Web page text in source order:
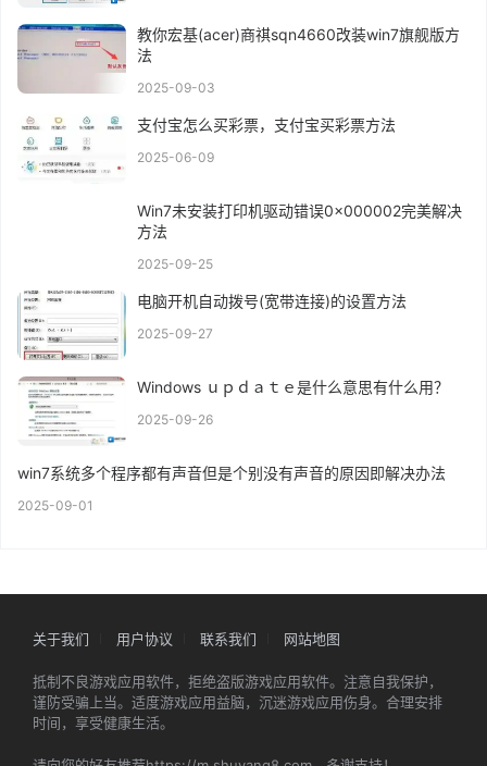
教你宏基(acer)商祺sqn4660改装win7旗舰版方
法
2025-09-03
支付宝怎么买彩票，支付宝买彩票方法
2025-06-09
Win7未安装打印机驱动错误0x000002完美解决
方法
2025-09-25
电脑开机自动拨号(宽带连接)的设置方法
2025-09-27
Windows ｕｐｄａｔｅ是什么意思有什么用？
2025-09-26
win7系统多个程序都有声音但是个别没有声音的原因即解决办法
2025-09-01
关于我们 用户协议 联系我们 网站地图
抵制不良游戏应用软件，拒绝盗版游戏应用软件。注意自我保护，
谨防受骗上当。适度游戏应用益脑，沉迷游戏应用伤身。合理安排
时间，享受健康生活。